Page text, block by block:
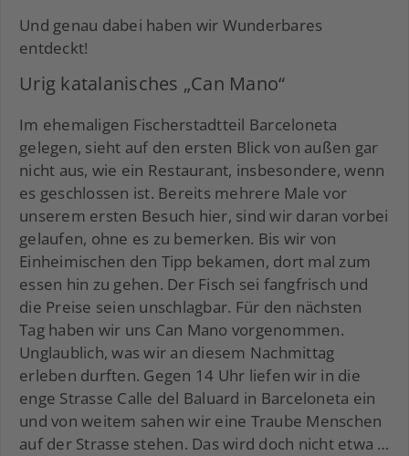
Und genau dabei haben wir Wunderbares
entdeckt!
Urig katalanisches „Can Mano“
Im ehemaligen Fischerstadtteil Barceloneta
gelegen, sieht auf den ersten Blick von außen gar
nicht aus, wie ein Restaurant, insbesondere, wenn
es geschlossen ist. Bereits mehrere Male vor
unserem ersten Besuch hier, sind wir daran vorbei
gelaufen, ohne es zu bemerken. Bis wir von
Einheimischen den Tipp bekamen, dort mal zum
essen hin zu gehen. Der Fisch sei fangfrisch und
die Preise seien unschlagbar. Für den nächsten
Tag haben wir uns Can Mano vorgenommen.
Unglaublich, was wir an diesem Nachmittag
erleben durften. Gegen 14 Uhr liefen wir in die
enge Strasse Calle del Baluard in Barceloneta ein
und von weitem sahen wir eine Traube Menschen
auf der Strasse stehen. Das wird doch nicht etwa …